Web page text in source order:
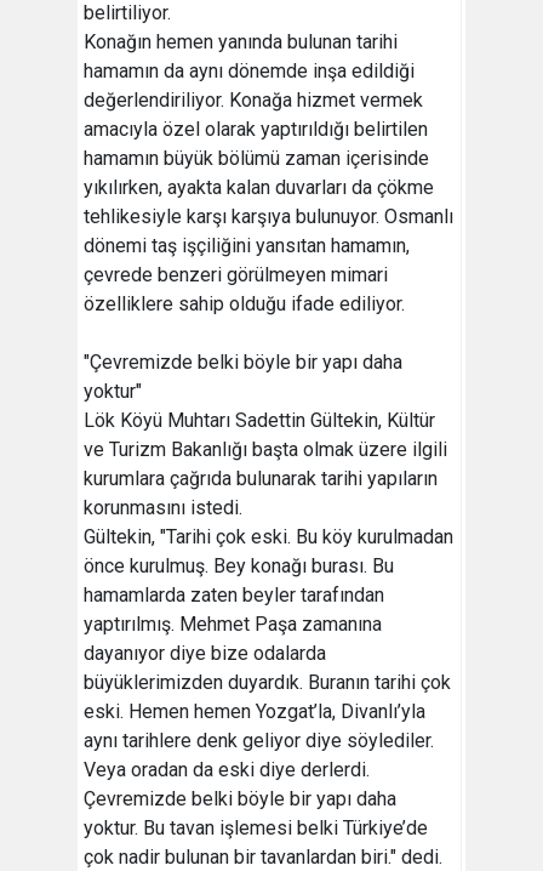
belirtiliyor.
Konağın hemen yanında bulunan tarihi
hamamın da aynı dönemde inşa edildiği
değerlendiriliyor. Konağa hizmet vermek
amacıyla özel olarak yaptırıldığı belirtilen
hamamın büyük bölümü zaman içerisinde
yıkılırken, ayakta kalan duvarları da çökme
tehlikesiyle karşı karşıya bulunuyor. Osmanlı
dönemi taş işçiliğini yansıtan hamamın,
çevrede benzeri görülmeyen mimari
özelliklere sahip olduğu ifade ediliyor.
"Çevremizde belki böyle bir yapı daha
yoktur"
Lök Köyü Muhtarı Sadettin Gültekin, Kültür
ve Turizm Bakanlığı başta olmak üzere ilgili
kurumlara çağrıda bulunarak tarihi yapıların
korunmasını istedi.
Gültekin, "Tarihi çok eski. Bu köy kurulmadan
önce kurulmuş. Bey konağı burası. Bu
hamamlarda zaten beyler tarafından
yaptırılmış. Mehmet Paşa zamanına
dayanıyor diye bize odalarda
büyüklerimizden duyardık. Buranın tarihi çok
eski. Hemen hemen Yozgat’la, Divanlı’yla
aynı tarihlere denk geliyor diye söylediler.
Veya oradan da eski diye derlerdi.
Çevremizde belki böyle bir yapı daha
yoktur. Bu tavan işlemesi belki Türkiye’de
çok nadir bulunan bir tavanlardan biri." dedi.